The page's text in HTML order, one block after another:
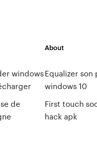
windows
de
About
Equalizer son
windows 10
First touch
hack apk